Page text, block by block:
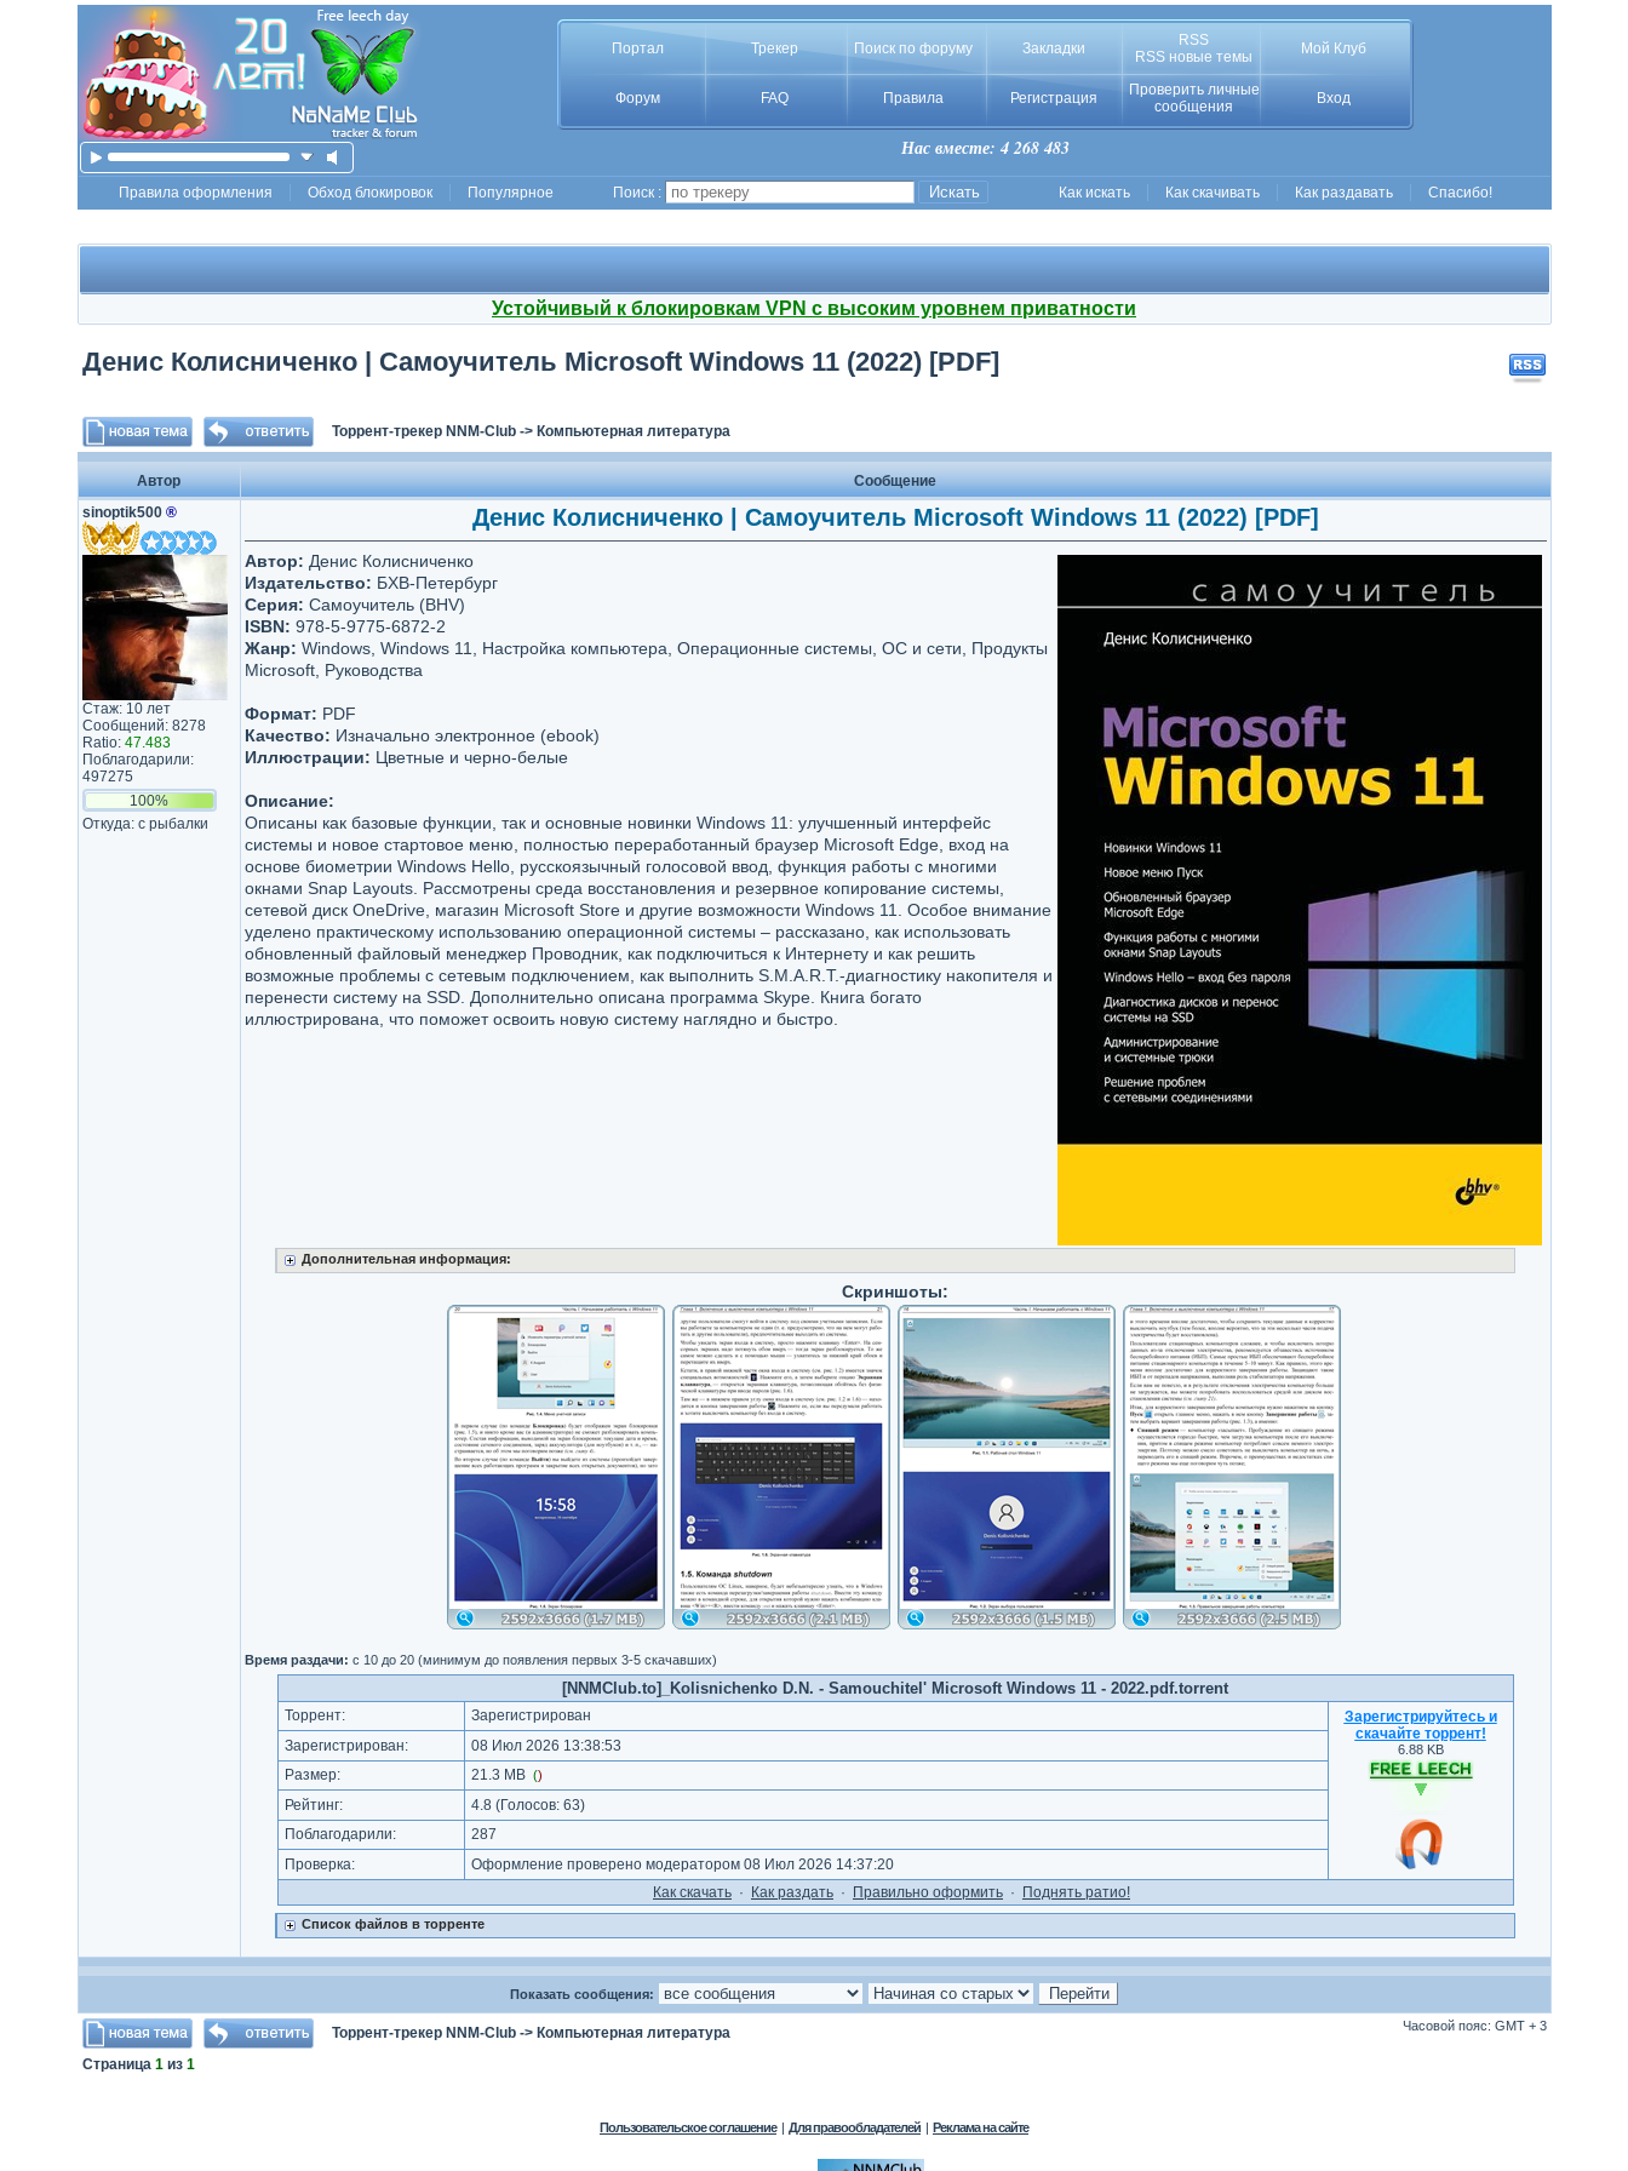
Портал Трекер Поиск по форуму Закладки
RSS
RSS новые темы
Мой Клуб
Форум FAQ Правила Регистрация
Проверить личные
сообщения
Вход
Нас вместе: 4 268 483
Правила оформления Обход блокировок Популярное Поиск : Как искать Как скачивать Как раздавать Спасибо!
Устойчивый к блокировкам VPN с высоким уровнем приватности
Денис Колисниченко | Самоучитель Microsoft Windows 11 (2022) [PDF]
Торрент-трекер NNM-Club-> Компьютерная литература
Автор
Сообщение
sinoptik500 ®
Стаж: 10 лет
Сообщений: 8278
Ratio: 47.483
Поблагодарили:
497275
100%
Откуда: с рыбалки
Денис Колисниченко | Самоучитель Microsoft Windows 11 (2022) [PDF]
Автор: Денис Колисниченко
Издательство: БХВ-Петербург
Серия: Самоучитель (BHV)
ISBN: 978-5-9775-6872-2
Жанр: Windows, Windows 11, Настройка компьютера, Операционные системы, ОС и сети, Продукты
Microsoft, Руководства
Формат: PDF
Качество: Изначально электронное (ebook)
Иллюстрации: Цветные и черно-белые
Описание:
Описаны как базовые функции, так и основные новинки Windows 11: улучшенный интерфейс
системы и новое стартовое меню, полностью переработанный браузер Microsoft Edge, вход на
основе биометрии Windows Hello, русскоязычный голосовой ввод, функция работы с многими
окнами Snap Layouts. Рассмотрены среда восстановления и резервное копирование системы,
сетевой диск OneDrive, магазин Microsoft Store и другие возможности Windows 11. Особое внимание
уделено практическому использованию операционной системы – рассказано, как использовать
обновленный файловый менеджер Проводник, как подключиться к Интернету и как решить
возможные проблемы с сетевым подключением, как выполнить S.M.A.R.T.-диагностику накопителя и
перенести систему на SSD. Дополнительно описана программа Skype. Книга богато
иллюстрирована, что поможет освоить новую систему наглядно и быстро.
Дополнительная информация:
Скриншоты:
Время раздачи: с 10 до 20 (минимум до появления первых 3-5 скачавших)
[NNMClub.to]_Kolisnichenko D.N. - Samouchitel' Microsoft Windows 11 - 2022.pdf.torrent
Торрент: Зарегистрирован
Зарегистрируйтесь и
скачайте торрент!
6.88 KB
Зарегистрирован:
08 Июл 2026 13:38:53
Размер:
21.3 MB ()
Рейтинг: 4.8 (Голосов: 63)
Поблагодарили:
287
Проверка:
Оформление проверено модератором 08 Июл 2026 14:37:20
Как cкачать · Как раздать · Правильно оформить · Поднять ратио!
Список файлов в торренте
Показать сообщения:
Торрент-трекер NNM-Club-> Компьютерная литература Часовой пояс: GMT + 3
Страница 1из 1
Пользовательское соглашение | Для правообладателей | Реклама на сайте